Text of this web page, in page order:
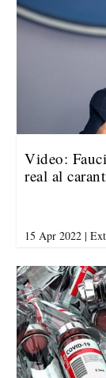
Video:
real al
15 Apr 2022 |